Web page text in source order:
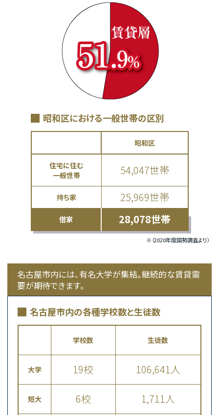
昭和区における一般世帯の区別
昭和区
住宅に住む
一般世帯
54,047世帯
持ち家 25,969世帯
借家 28,078世帯
※（2020年度国勢調査より）
名古屋市内には、有名大学が集結。継続的な賃貸需
要が期待できます。
名古屋市内の各種学校数と生徒数
大学
短大
学校数
19校
6校
生徒数
106,641人
1,711人